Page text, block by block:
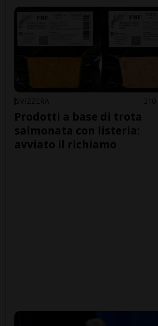
SVIZZERA
Prodotti a base di trota
salmonata con listeria:
avviato il richiamo